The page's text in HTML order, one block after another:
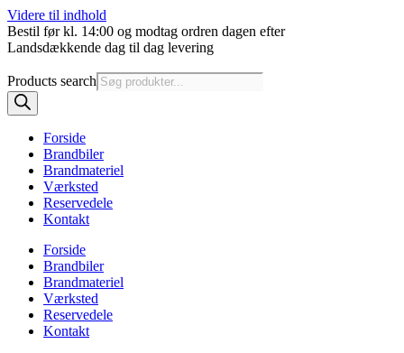
Videre til indhold
Bestil før kl. 14:00 og modtag ordren dagen efter
Landsdækkende dag til dag levering
Products search
Forside
Brandbiler
Brandmateriel
Værksted
Reservedele
Kontakt
Forside
Brandbiler
Brandmateriel
Værksted
Reservedele
Kontakt